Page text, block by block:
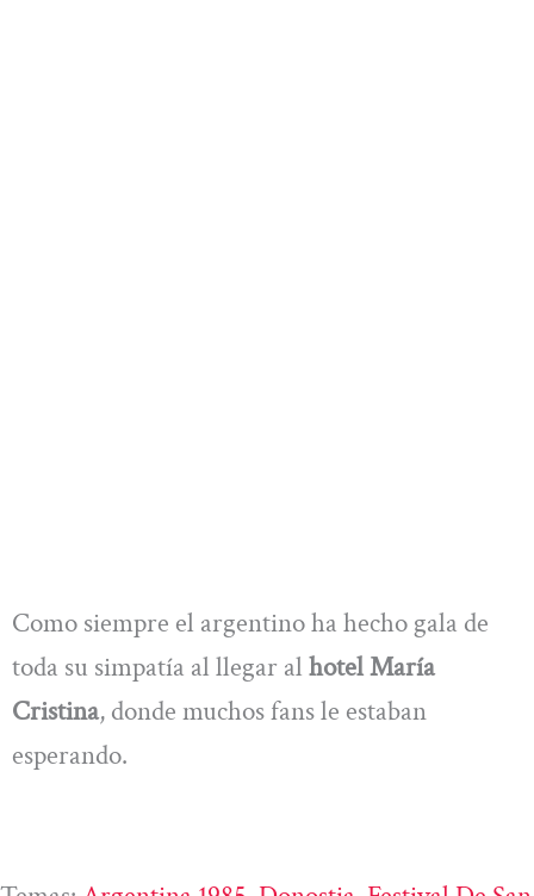
Como siempre el argentino ha hecho gala de
toda su simpatía al llegar al hotel María
Cristina, donde muchos fans le estaban
esperando.